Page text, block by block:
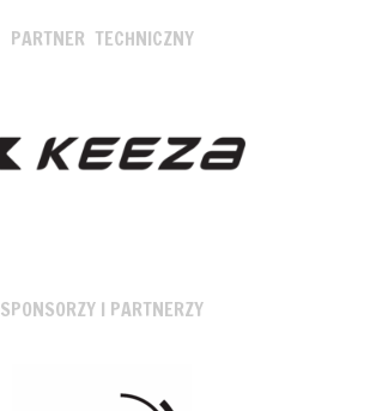
PARTNER TECHNICZNY
SPONSORZY I PARTNERZY